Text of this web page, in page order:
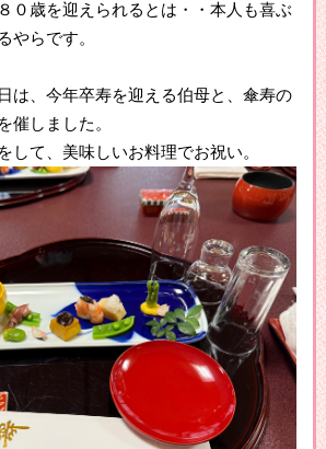
０歳を迎えられるとは・・本人も喜ぶ
やらです。
は、今年卒寿を迎える伯母と、傘寿の
催しました。
して、美味しいお料理でお祝い。